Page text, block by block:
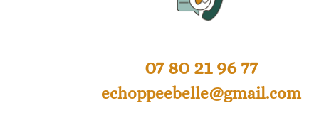
07 80 21 96 77
echoppeebelle@gmail.com